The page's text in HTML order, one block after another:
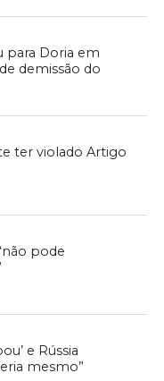
para Doria em
demissão do
ter violado Artigo
pode
e Rússia
mesmo”